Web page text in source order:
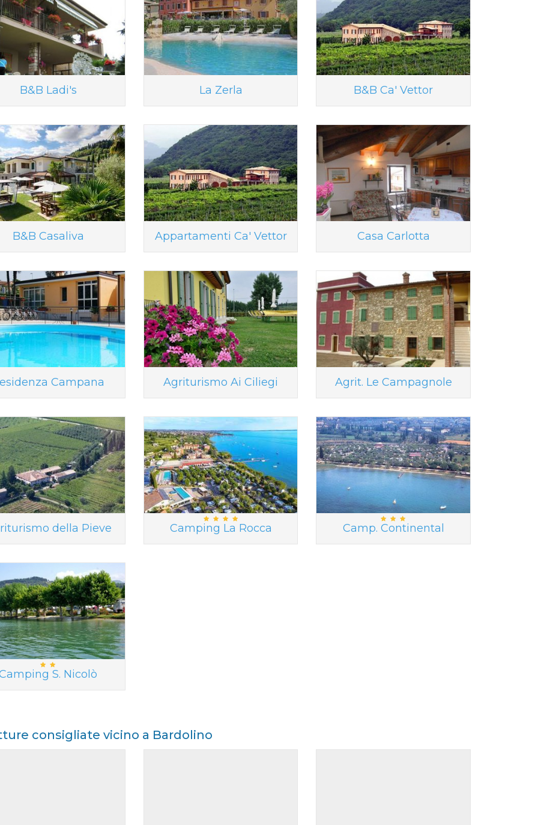
B&B Ladi's La Zerla B&B Ca' Vettor
B&B Casaliva Appartamenti Ca' Vettor Casa Carlotta
Campana Agriturismo Ai Ciliegi Agrit. Le Campagnole
della Pieve Camping La Rocca Camp. Continental
S. Nicolò
consigliate vicino a Bardolino